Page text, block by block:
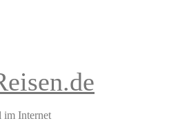
im Internet